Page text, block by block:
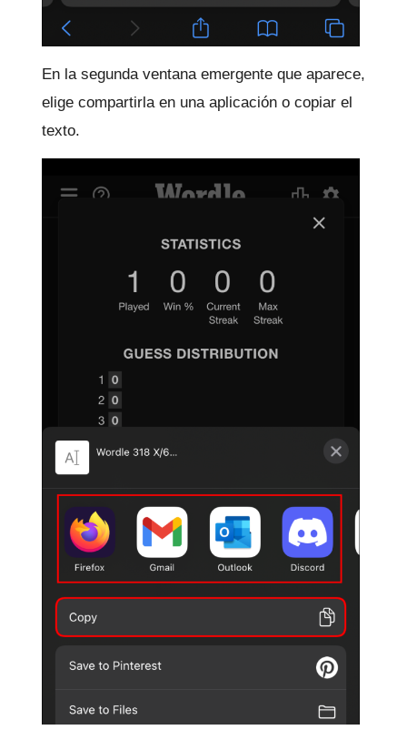
En la segunda ventana emergente que aparece,
elige compartirla en una aplicación o copiar el
texto.